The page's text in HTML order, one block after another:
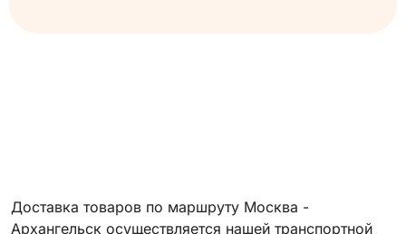
Доставка товаров по маршруту Москва -
Архангельск осуществляется нашей транспортной